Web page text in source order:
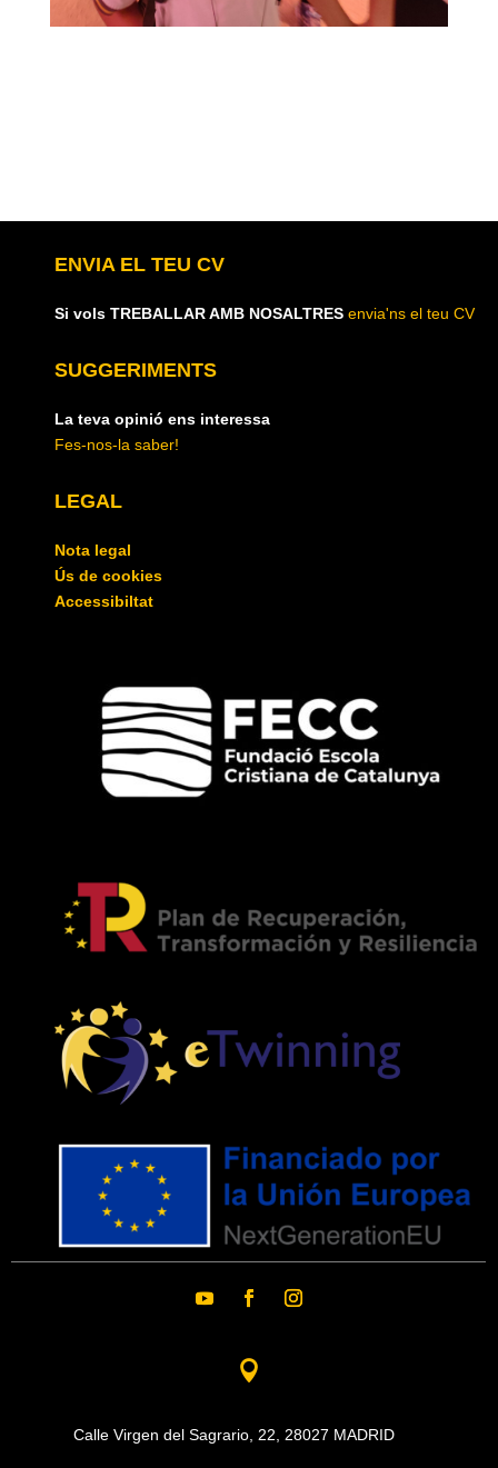
ENVIA EL TEU CV
Si vols TREBALLAR AMB NOSALTRES envia'ns el teu CV
SUGGERIMENTS
La teva opinió ens interessa
Fes-nos-la saber!
LEGAL
Nota legal
Ús de cookies
Accessibiltat

Calle Virgen del Sagrario, 22, 28027 MADRID